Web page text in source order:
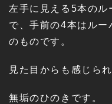
左手に見える5本の
で、手前の4本はルー
のものです。
見た目からも感じら
無垢のひのきです。